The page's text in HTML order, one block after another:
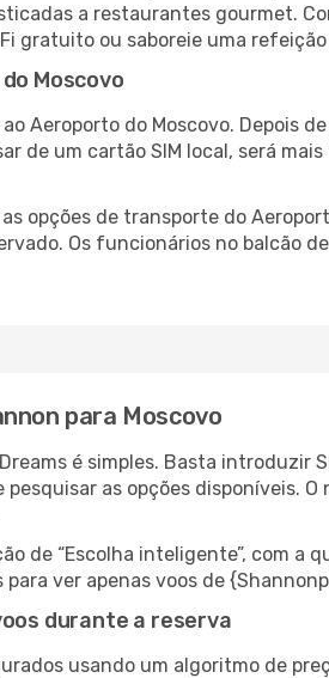
a restaurantes gourmet.
gratuito ou saboreie uma
Moscovo
Aeroporto do Moscovo. Depois
de um cartão SIM local, será
opções de transporte do
Os funcionários no balcão
para Moscovo
é simples. Basta introduzir
pesquisar as opções disponíveis.
de “Escolha inteligente”, com
ver apenas voos de
durante a reserva
usando um algoritmo de